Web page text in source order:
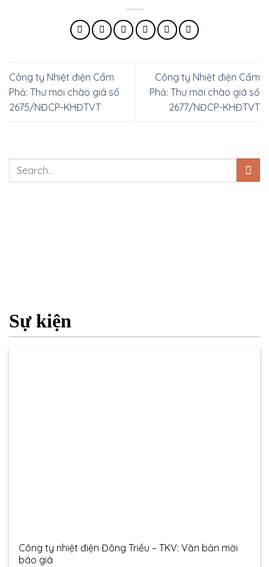
Công ty Nhiệt điện Cẩm
Phả: Thư mời chào giá số
2675/NĐCP-KHĐTVT
Công ty Nhiệt điện Cẩm
Phả: Thư mời chào giá số
2677/NĐCP-KHĐTVT
Sự kiện
Công ty nhiệt điện Đông Triều – TKV: Văn bản mời
báo giá